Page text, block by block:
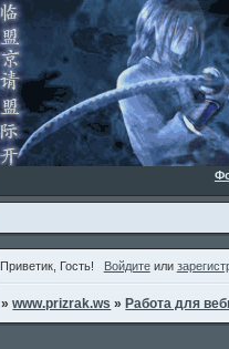
Приветик, Гость! Войдитеили
»www.prizrak.ws » Работа для